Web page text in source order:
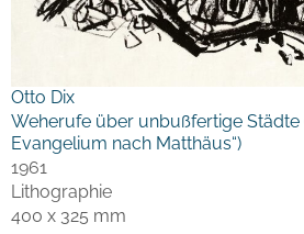
Otto Dix
Weherufe über unbußfertige Städte
Evangelium nach Matthäus“)
1961
Lithographie
400 x 325 mm